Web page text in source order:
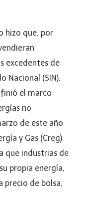
hizo que, por
excedentes de
Nacional (SIN).
el marco
no
de este año
y Gas (Creg)
que industrias de
propia energía,
precio de bolsa,